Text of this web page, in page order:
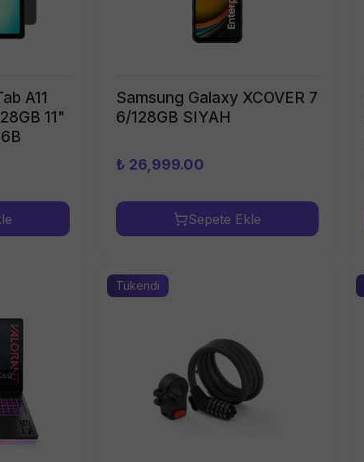
A11
11"
Samsung Galaxy XCOVER 7
6/128GB SIYAH
₺ 26,999.00
Sepete Ekle
Tükendi